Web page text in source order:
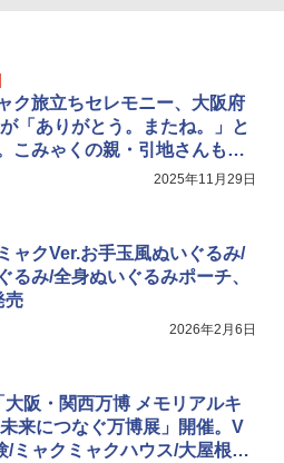
ク旅立ちセレモニー、大阪府
「ありがとう。またね。」と
こみゃくの親・引地さんも登
2025年11月29日
ャクVer.お手玉風ぬいぐるみ/
るみ/全身ぬいぐるみポーチ、
売
2026年2月6日
大阪・関西万博 メモリアルキ
来につなぐ万博展」開催。V
/ミャクミャクハウス/大屋根リ